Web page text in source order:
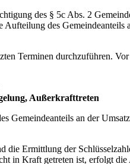
des § 5c Abs. 2
des
Terminen durchzuführen.
Außerkrafttreten
an der
Ermittlung der
in Kraft getreten ist, erfolgt